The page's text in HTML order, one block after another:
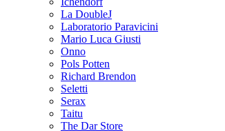
La DoubleJ
Laboratorio Paravicini
Mario Luca Giusti
Onno
Pols Potten
Richard Brendon
Seletti
Serax
Taitu
The Dar Store